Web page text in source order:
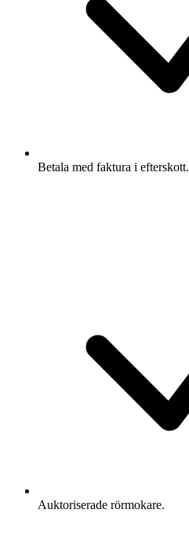
Betala med faktura i efterskott.
Auktoriserade rörmokare.